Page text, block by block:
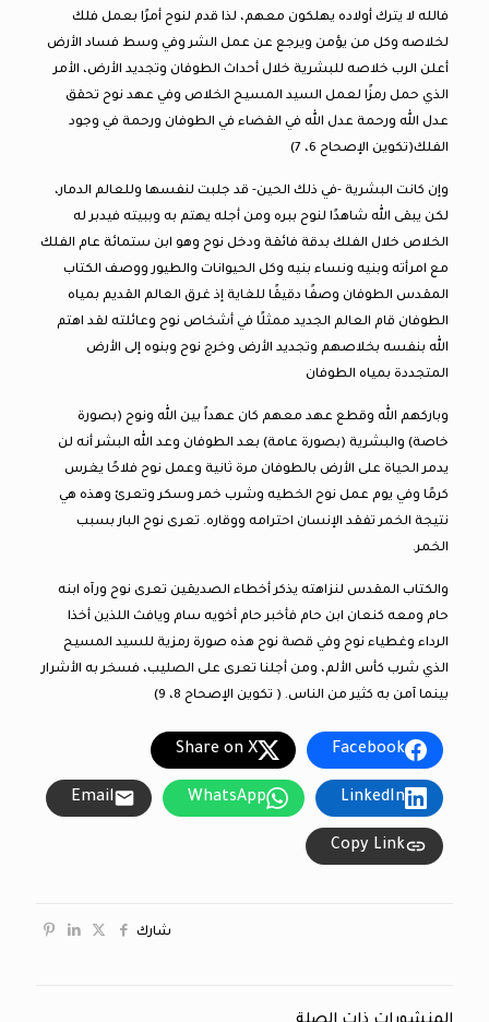
فالله لا يترك أولاده يهلكون معهم، لذا قدم لنوح أمرًا بعمل فلك
لخلاصه وكل من يؤمن ويرجع عن عمل الشر وفي وسط فساد الأرض
أعلن الرب خلاصه للبشرية خلال أحداث الطوفان وتجديد الأرض، الأمر
الذي حمل رمزًا لعمل السيد المسيح الخلاص وفي عهد نوح تحقق
عدل الله ورحمة عدل الله في القضاء في الطوفان ورحمة في وجود
الفلك(تكوين الإصحاح 6، 7)
وإن كانت البشرية -في ذلك الحين- قد جلبت لنفسها وللعالم الدمار،
لكن يبقى الله شاهدًا لنوح ببره ومن أجله يهتم به وببيته فيدبر له
الخلاص خلال الفلك بدقة فائقة ودخل نوح وهو ابن ستمائة عام الفلك
مع امرأته وبنيه ونساء بنيه وكل الحيوانات والطيور ووصف الكتاب
المقدس الطوفان وصفًا دقيقًا للغاية إذ غرق العالم القديم بمياه
الطوفان قام العالم الجديد ممثلًا في أشخاص نوح وعائلته لقد اهتم
الله بنفسه بخلاصهم وتجديد الأرض وخرج نوح وبنوه إلى الأرض
المتجددة بمياه الطوفان
وباركهم الله وقطع عهد معهم كان عهداً بين الله ونوح (بصورة
خاصة) والبشرية (بصورة عامة) بعد الطوفان وعد الله البشر أنه لن
يدمر الحياة على الأرض بالطوفان مرة ثانية وعمل نوح فلاحًا يغرس
كرمًا وفي يوم عمل نوح الخطيه وشرب خمر وسكر وتعرئ وهذه هي
نتيجة الخمر تفقد الإنسان احترامه ووقاره. تعرى نوح البار بسبب
الخمر.
والكتاب المقدس لنزاهته يذكر أخطاء الصديقين تعرى نوح ورآه ابنه
حام ومعه كنعان ابن حام فأخبر حام أخويه سام ويافث اللذين أخذا
الرداء وغطياء نوح وفي قصة نوح هذه صورة رمزية للسيد المسيح
الذي شرب كأس الألم، ومن أجلنا تعرى على الصليب، فسخر به الأشرار
بينما آمن به كثير من الناس. ( تكوين الإصحاح 8، 9)
Facebook
Share on X
LinkedIn
WhatsApp
Email
Copy Link
شارك